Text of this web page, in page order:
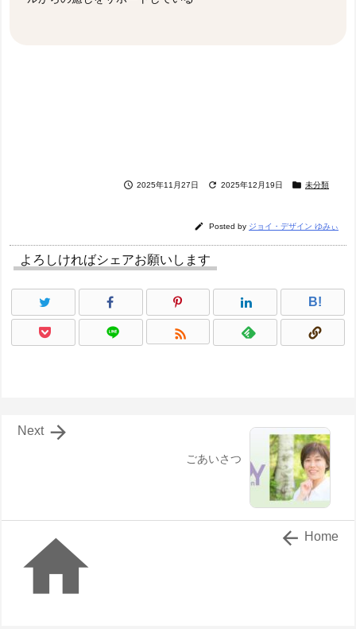
 2025年11月27日  2025年12月19日  未分類
 Posted by ジョイ・デザイン ゆみぃ
よろしければシェアお願いします
B!

ごあいさつ

Next
  Home